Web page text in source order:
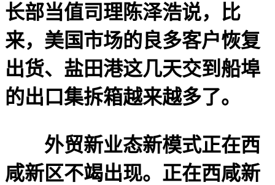
长部当值司理陈泽浩说，比
来，美国市场的良多客户恢复
出货、盐田港这几天交到船埠
的出口集拆箱越来越多了。
外贸新业态新模式正在西
咸新区不竭出现。正在西咸新